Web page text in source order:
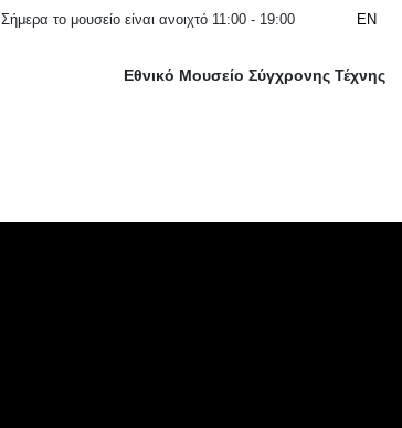
Σήμερα το μουσείο είναι ανοιχτό 11:00 - 19:00 EN
Εθνικό Μουσείο Σύγχρονης Τέχνης